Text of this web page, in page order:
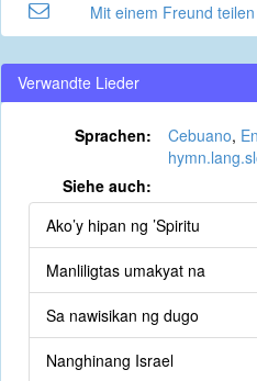
Mit einem Freund teilen
Verwandte Lieder
Sprachen: Cebuano,
Siehe auch:
Ako’y hipan ng ’Spiritu
Manliligtas umakyat na
Sa nawisikan ng dugo
Nanghinang Israel